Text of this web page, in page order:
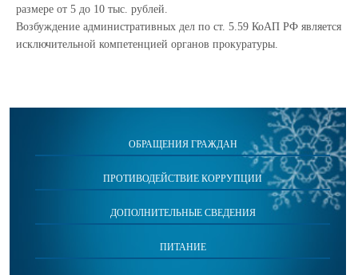
размере от 5 до 10 тыс. рублей.
Возбуждение административных дел по ст. 5.59 КоАП РФ является
исключительной компетенцией органов прокуратуры.
ОБРАЩЕНИЯ ГРАЖДАН
ПРОТИВОДЕЙСТВИЕ КОРРУПЦИИ
ДОПОЛНИТЕЛЬНЫЕ СВЕДЕНИЯ
ПИТАНИЕ